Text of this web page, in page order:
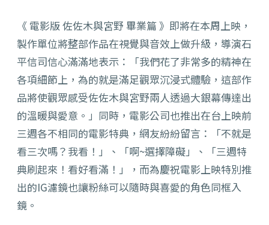
《 電影版 佐佐木與宮野 畢業篇 》即將在本周上映，
製作單位將整部作品在視覺與音效上做升級，導演石
平信司信心滿滿地表示：「我們花了非常多的精神在
各項細節上，為的就是滿足觀眾沉浸式體驗，這部作
品將使觀眾感受佐佐木與宮野兩人透過大銀幕傳達出
的溫暖與愛意。」同時，電影公司也推出在台上映前
三週各不相同的電影特典，網友紛紛留言：「不就是
看三次嗎？我看！」、「啊~選擇障礙」、「三週特
典刷起來！看好看滿！」，而為慶祝電影上映特別推
出的IG濾鏡也讓粉絲可以隨時與喜愛的角色同框入
鏡。